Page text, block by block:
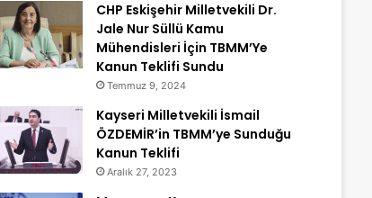
CHP Eskişehir Milletvekili Dr.
Jale Nur Süllü Kamu
Mühendisleri İçin TBMM’Ye
Kanun Teklifi Sundu
Temmuz 9, 2024
Kayseri Milletvekili İsmail
ÖZDEMİR’in TBMM’ye Sunduğu
Kanun Teklifi
Aralık 27, 2023